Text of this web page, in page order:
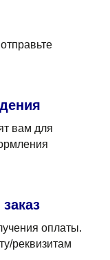
вам для
оплаты.
реквизитам